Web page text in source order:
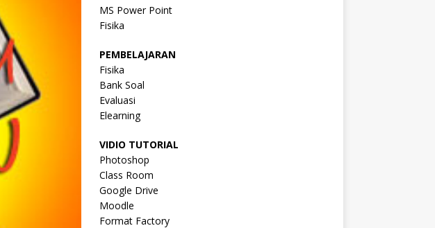
MS Power Point
Fisika
PEMBELAJARAN
Fisika
Bank Soal
Evaluasi
Elearning
VIDIO TUTORIAL
Photoshop
Class Room
Google Drive
Moodle
Format Factory